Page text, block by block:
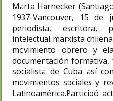
Marta Harnecker
1937-Vancouver, 15
periodista, escritora,
intelectual marxista
movimiento obrero y
documentación
socialista de Cuba así
movimientos sociales y
Latinoamérica.Participó